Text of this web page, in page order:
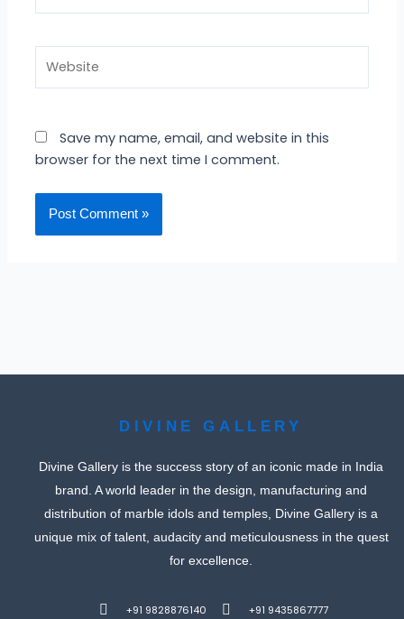
Save my name, email, and website in this
browser for the next time I comment.
DIVINE GALLERY
Divine Gallery is the success story of an iconic made in India
brand. A world leader in the design, manufacturing and
distribution of marble idols and temples, Divine Gallery is a
unique mix of talent, audacity and meticulousness in the quest
for excellence.
+91 9828876140
+91 9435867777